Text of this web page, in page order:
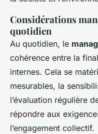
Considérations
quotidien
Au quotidien, le
cohérence entre la
internes. Cela se
mesurables, la
l’évaluation régulière
répondre aux
l’engagement collectif.